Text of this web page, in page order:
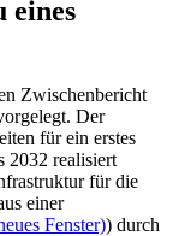
eines
Zwischenbericht
Der
für ein erstes
2032 realisiert
für die
einer
Fenster)) durch